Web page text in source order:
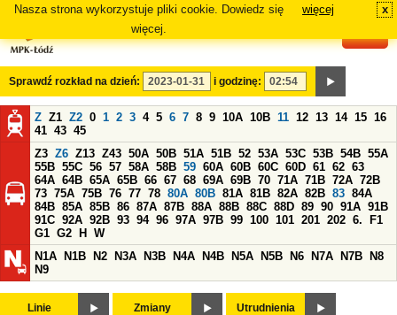
Nasza strona wykorzystuje pliki cookie. Dowiedz się
więcej.
więcej x
Sprawdź rozkład na dzień: i godzinę:
Z Z1 Z2 0 1 2 3 4 5 6 7 8 9 10A 10B 11 12 13 14 15 16
41 43 45
Z3 Z6 Z13 Z43 50A 50B 51A 51B 52 53A 53C 53B 54B 55A
55B 55C 56 57 58A 58B 59 60A 60B 60C 60D 61 62 63
64A 64B 65A 65B 66 67 68 69A 69B 70 71A 71B 72A 72B
73 75A 75B 76 77 78 80A 80B 81A 81B 82A 82B 83 84A
84B 85A 85B 86 87A 87B 88A 88B 88C 88D 89 90 91A 91B
91C 92A 92B 93 94 96 97A 97B 99 100 101 201 202 6.
F1
G1 G2 H
W
N1A
N1B N2 N3A N3B N4A N4B N5A N5B N6 N7A N7B
N8
N9
Linie Zmiany Utrudnienia